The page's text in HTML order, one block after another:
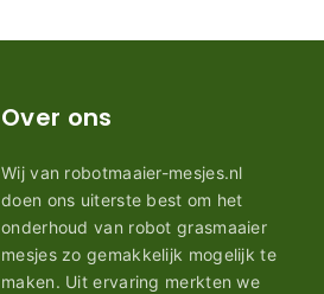
Over ons
Wij van robotmaaier-mesjes.nl
doen ons uiterste best om het
onderhoud van robot grasmaaier
mesjes zo gemakkelijk mogelijk te
maken. Uit ervaring merkten we